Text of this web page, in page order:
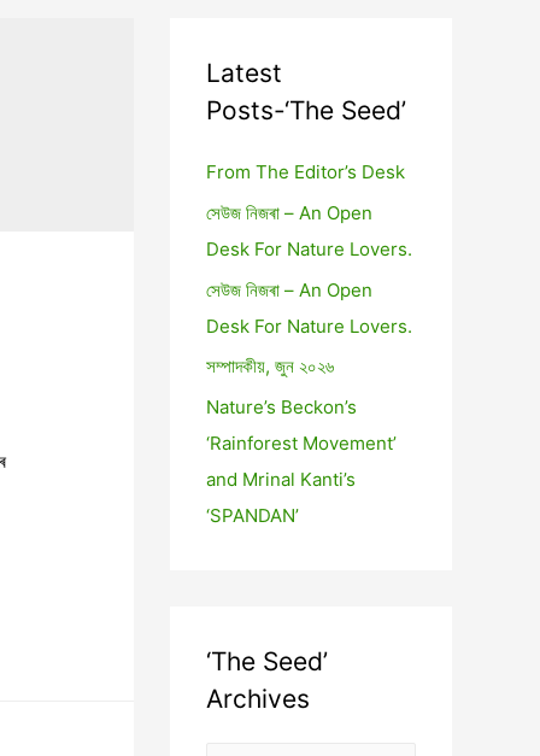
Latest
Posts-‘The Seed’
From The Editor’s Desk
সেউজ নিজৰা – An Open
Desk For Nature Lovers.
সেউজ নিজৰা – An Open
Desk For Nature Lovers.
সম্পাদকীয়, জুন ২০২৬
Nature’s Beckon’s
‘Rainforest Movement’
and Mrinal Kanti’s
‘SPANDAN’
‘The Seed’
Archives